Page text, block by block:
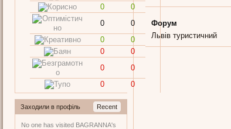
0
0
0
0
0
0
0
0
0
0
0
0
Заходили в профіль Recent
No one has visited BAGRANNA's
Форум
Львів туристичний